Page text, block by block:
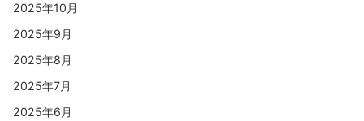
2025年10月
2025年9月
2025年8月
2025年7月
2025年6月